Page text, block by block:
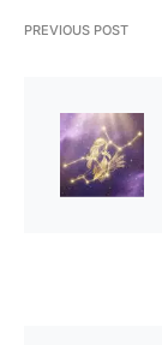
PREVIOUS POST